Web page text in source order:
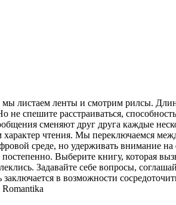
мы листаем ленты и смотрим рилсы.
не спешите расстраиваться,
сменяют друг друга каждые
чтения. Мы переключаемся
среде, но удерживать внимание
Выберите книгу, которая
Задавайте себе вопросы,
в возможности